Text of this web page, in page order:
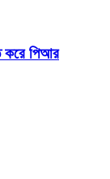
করে পিআর